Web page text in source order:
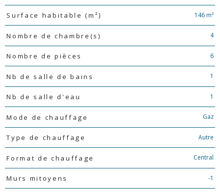
Surface habitable (m²) 146 m²
Nombre de chambre(s) 4
Nombre de pièces 6
Nb de salle de bains 1
Nb de salle d'eau 1
Mode de chauffage Gaz
Type de chauffage Autre
Format de chauffage Central
Murs mitoyens -1